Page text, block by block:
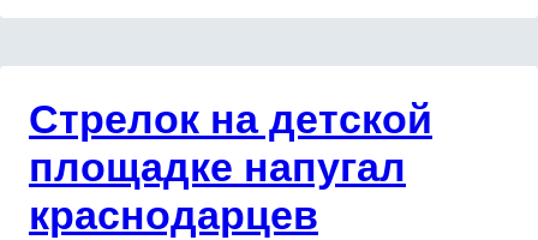
Стрелок на детской
площадке напугал
краснодарцев